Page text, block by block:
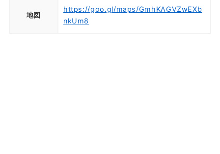
地図
https://goo.gl/maps/GmhKAGVZwEXb
nkUm8